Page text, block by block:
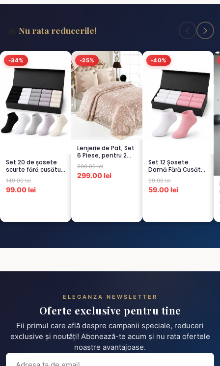
Nu rata reducerile!
-34%
Set 20 de șosete
scurte fără cusături
pentru femei – 5...
149.00 lei
99.00 lei
-25%
Lenjerie de Pat, Set
6 Piese, pentru 2
persoana, CAPUCI...
399.00 lei
299.00 lei
-40%
Set 12 Șosete
Damă Fără Cusături
– 6 Albe + 6 Roz –
Scu...
99.00 lei
59.00 lei
ELEGANZA NEWSLETTER
Oferte exclusive pentru tine
Fii primul care află despre campanii speciale, reduceri
exclusive și noutăți! Abonează-te acum și nu rata ofertele
noastre avantajoase.